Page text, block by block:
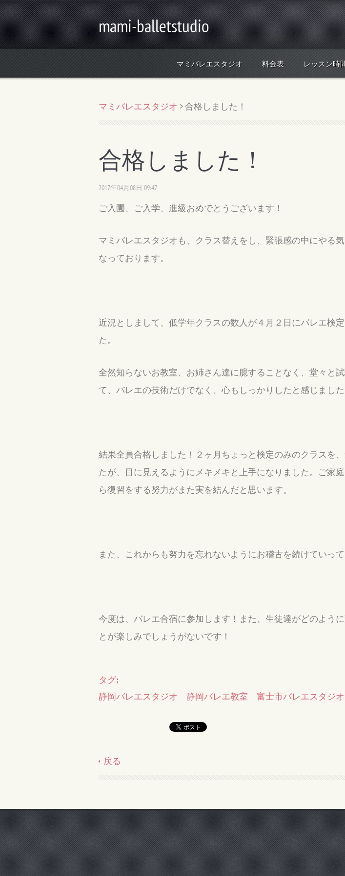
mami-balletstudio
マミバレエスタジオ 料金表 レッスン時
マミバレエスタジオ >合格しました！
合格しました！
2017年04月08日 09:47
ご入園、ご入学、進級おめでとうございます！
マミバレエスタジオも、クラス替えをし、緊張感の中にやる
なっております。
近況としまして、低学年クラスの数人が４月２日にバレエ検
た。
全然知らないお教室、お姉さん達に臆することなく、堂々と
て、バレエの技術だけでなく、心もしっかりしたと感じました
結果全員合格しました！２ヶ月ちょっと検定のみのクラスを
たが、目に見えるようにメキメキと上手になりました。ご家庭
ら復習をする努力がまた実を結んだと思います。
また、これからも努力を忘れないようにお稽古を続けていって
今度は、バレエ合宿に参加します！また、生徒達がどのよう
とが楽しみでしょうがないです！
タグ:
静岡バレエスタジオ 静岡バレエ教室 富士市バレエスタジ
戻る